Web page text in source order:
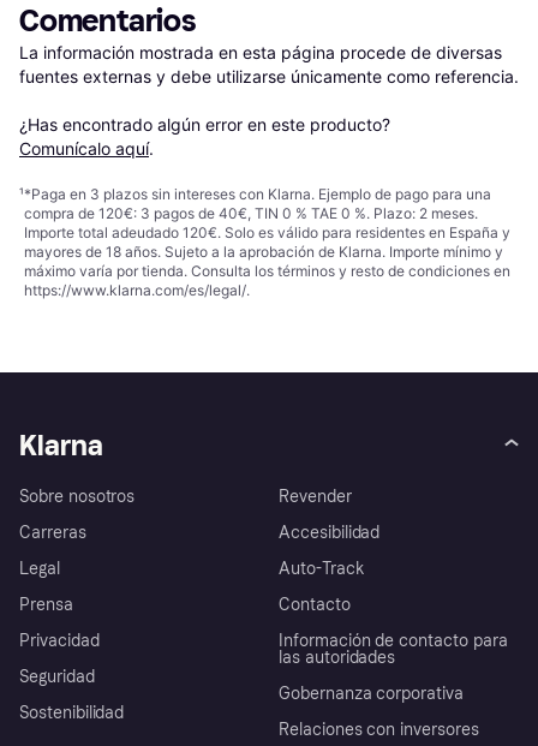
Comentarios
La información mostrada en esta página procede de diversas
fuentes externas y debe utilizarse únicamente como referencia.
¿Has encontrado algún error en este producto?
Comunícalo aquí.
¹*Paga en 3 plazos sin intereses con Klarna. Ejemplo de pago para una
compra de 120€: 3 pagos de 40€, TIN 0 % TAE 0 %. Plazo: 2 meses.
Importe total adeudado 120€. Solo es válido para residentes en España y
mayores de 18 años. Sujeto a la aprobación de Klarna. Importe mínimo y
máximo varía por tienda. Consulta los términos y resto de condiciones en
https://www.klarna.com/es/legal/.
Klarna
Sobre nosotros
Carreras
Legal
Prensa
Privacidad
Seguridad
Sostenibilidad
Revender
Accesibilidad
Auto-Track
Contacto
Información de contacto para
las autoridades
Gobernanza corporativa
Relaciones con inversores